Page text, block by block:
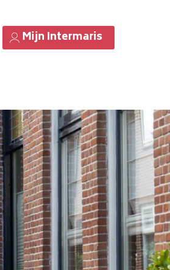
Mijn Intermaris